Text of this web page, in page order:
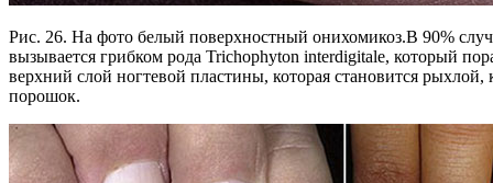
Рис. 26. На фото белый поверхностный онихомикоз.В 90%
вызывается грибком рода Trichophyton interdigitale, который
верхний слой ногтевой пластины, которая становится рыхлой,
порошок.